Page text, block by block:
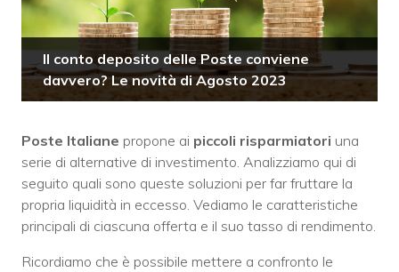
Il conto deposito delle Poste conviene
davvero? Le novità di Agosto 2023
Poste Italiane propone ai piccoli risparmiatori una
serie di alternative di investimento. Analizziamo qui di
seguito quali sono queste soluzioni per far fruttare la
propria liquidità in eccesso. Vediamo le caratteristiche
principali di ciascuna offerta e il suo tasso di rendimento.
Ricordiamo che è possibile mettere a confronto le